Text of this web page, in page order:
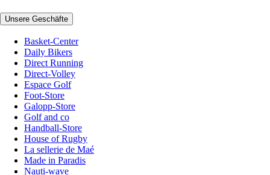
Unsere Geschäfte
Basket-Center
Daily Bikers
Direct Running
Direct-Volley
Espace Golf
Foot-Store
Galopp-Store
Golf and co
Handball-Store
House of Rugby
La sellerie de Maé
Made in Paradis
Nauti-wave